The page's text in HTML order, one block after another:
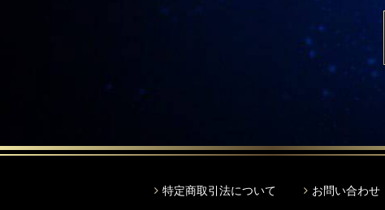
特定商取引法について お問い合わせ